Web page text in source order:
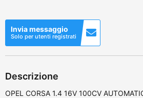
Invia messaggio
Solo per utenti registrati
Descrizione
OPEL CORSA 1.4 16V 100CV